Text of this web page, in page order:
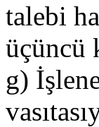
talebi
üçüncü
g)